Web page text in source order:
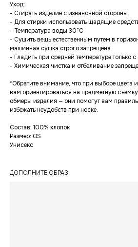
Уход:
- Стирать изделие с изнаночной стороны
- Для стирки использовать щадящие
- Температура воды 30°С
- Сушить вещь естественным путем в
машинная сушка строго запрещена
- Гладить при средней температуре только
- Химическая чистка и отбеливание
*Обратите внимание, что при выборе цвета
вам ориентироваться на предметную
обмеры изделия — они помогут вам
избежать неудобств при носке.
Состав: 100% хлопок
Размер: OS
Унисекс
ДОПОЛНИТЕ ОБРАЗ